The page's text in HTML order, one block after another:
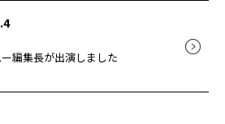
編集長が出演しました